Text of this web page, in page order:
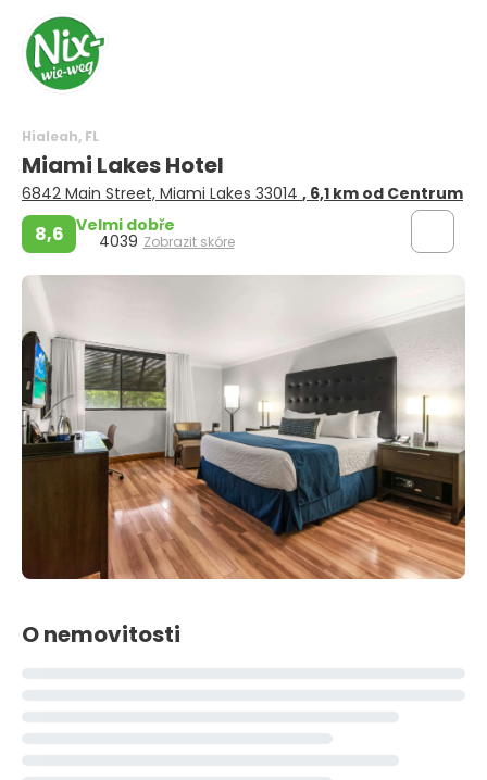
Hialeah, FL
Miami Lakes Hotel
6842 Main Street, Miami Lakes 33014 , 6,1 km od Centrum
8,6 Velmi dobře
4039 Zobrazit skóre
O nemovitosti